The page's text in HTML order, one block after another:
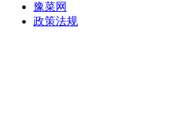
豫菜网
政策法规